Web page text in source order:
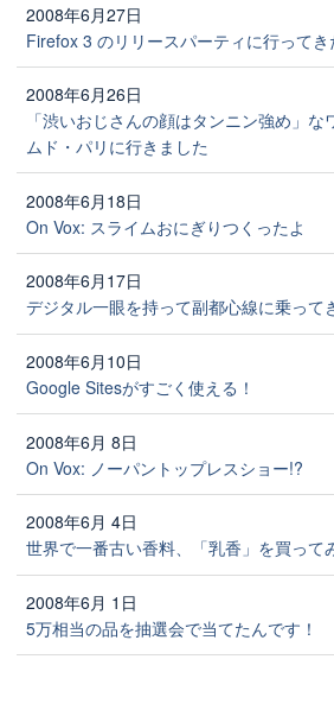
2008年6月27日
Firefox 3 のリリースパーティに行ってき
2008年6月26日
「渋いおじさんの顔はタンニン強め」
ムド・パリに行きました
2008年6月18日
On Vox: スライムおにぎりつくったよ
2008年6月17日
デジタル一眼を持って副都心線に乗って
2008年6月10日
Google Sitesがすごく使える！
2008年6月 8日
On Vox: ノーパントップレスショー!?
2008年6月 4日
世界で一番古い香料、「乳香」を買って
2008年6月 1日
5万相当の品を抽選会で当てたんです！